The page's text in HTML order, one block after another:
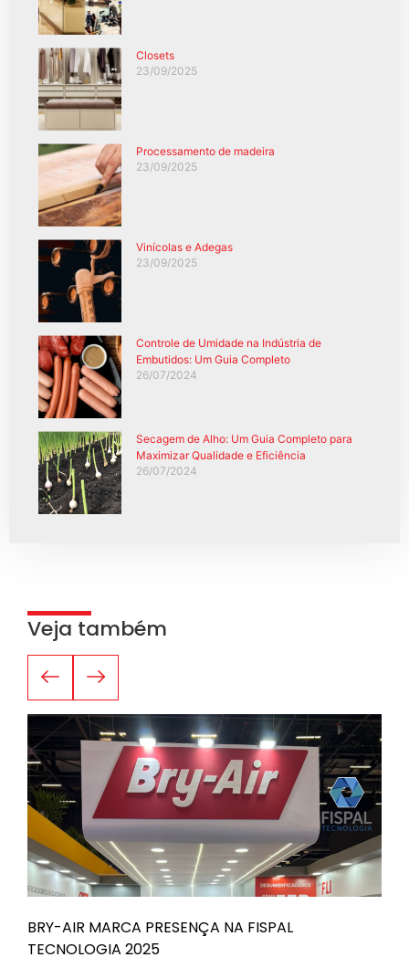
Closets
23/09/2025
Processamento de madeira
23/09/2025
Vinícolas e Adegas
23/09/2025
Controle de Umidade na Indústria de
Embutidos: Um Guia Completo
26/07/2024
Secagem de Alho: Um Guia Completo para
Maximizar Qualidade e Eficiência
26/07/2024
Veja também
BRY-AIR MARCA PRESENÇA NA FISPAL
TECNOLOGIA 2025